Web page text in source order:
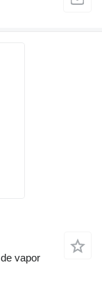
vapor